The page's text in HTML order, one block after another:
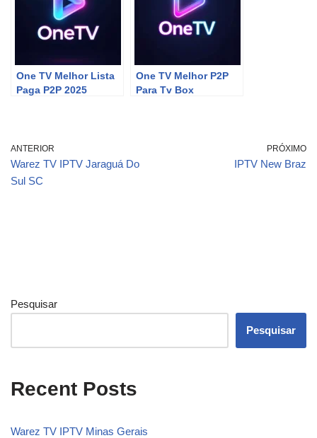
One TV Melhor Lista
Paga P2P 2025
One TV Melhor P2P
Para Tv Box
ANTERIOR
Warez TV IPTV Jaraguá Do
Sul SC
PRÓXIMO
IPTV New Braz
Pesquisar
Pesquisar
Recent Posts
Warez TV IPTV Minas Gerais